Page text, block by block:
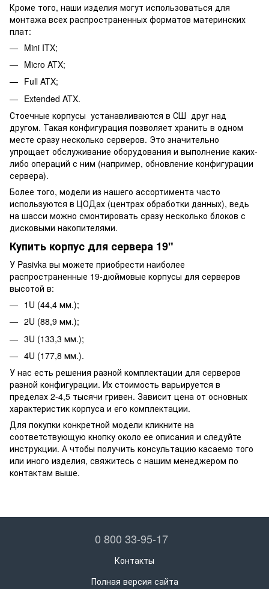
Кроме того, наши изделия могут использоваться для
монтажа всех распространенных форматов материнских
плат:
Mini ITX;
Micro ATX;
Full ATX;
Extended ATX.
Стоечные корпусы устанавливаются в СШ друг над
другом. Такая конфигурация позволяет хранить в одном
месте сразу несколько серверов. Это значительно
упрощает обслуживание оборудования и выполнение каких-
либо операций с ним (например, обновление конфигурации
сервера).
Более того, модели из нашего ассортимента часто
используются в ЦОДах (центрах обработки данных), ведь
на шасси можно смонтировать сразу несколько блоков с
дисковыми накопителями.
Купить корпус для сервера 19"
У Pasivka вы можете приобрести наиболее
распространенные 19-дюймовые корпусы для серверов
высотой в:
1U (44,4 мм.);
2U (88,9 мм.);
3U (133,3 мм.);
4U (177,8 мм.).
У нас есть решения разной комплектации для серверов
разной конфигурации. Их стоимость варьируется в
пределах 2-4,5 тысячи гривен. Зависит цена от основных
характеристик корпуса и его комплектации.
Для покупки конкретной модели кликните на
соответствующую кнопку около ее описания и следуйте
инструкции. А чтобы получить консультацию касаемо того
или иного изделия, свяжитесь с нашим менеджером по
контактам выше.
0 800 33-95-17
Контакты
Полная версия сайта